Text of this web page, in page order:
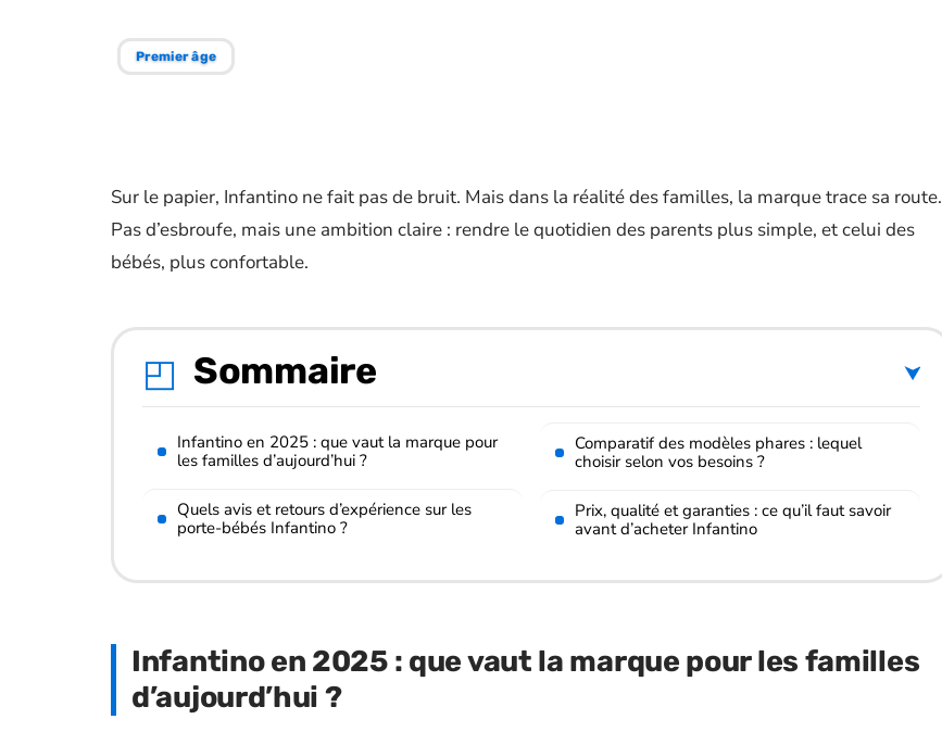
Premier âge
Sur le papier, Infantino ne fait pas de bruit. Mais dans la réalité des familles, la marque trace sa route.
Pas d’esbroufe, mais une ambition claire : rendre le quotidien des parents plus simple, et celui des
bébés, plus confortable.
Sommaire
Infantino en 2025 : que vaut la marque pour
les familles d’aujourd’hui ?
Quels avis et retours d’expérience sur les
porte-bébés Infantino ?
Comparatif des modèles phares : lequel
choisir selon vos besoins ?
Prix, qualité et garanties : ce qu’il faut savoir
avant d’acheter Infantino
Infantino en 2025 : que vaut la marque pour les familles
d’aujourd’hui ?